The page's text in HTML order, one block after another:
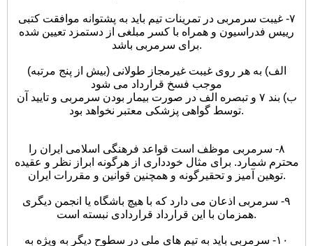
٧- غیبت سرمربی در تمرینات تیم باید به پشتوانه موافقت کتبی
رییس فدراسیون و همراه با کسر مبلغی از دستمزد تعیین شده
برای سرمربی باشد.
الف) به هر روی غیبت غیرمجاز طولانی (بیش از پنج مرتبه)
موجب فسخ قرارداد می شود
ب) بند ٧ و تبصره الف در صورت بیمار بودن سرمربی و تایید آن
توسط گواهی پزشکی معتبر نخواهد بود.
٨- سرمربی موظف است قواعد فرهنگی اسلامی ایران را
محترم شمارد. برای مثال خودداری از هرگونه ابراز نظر و عقیده
توهین آمیز و تحقیرگونه و همچنین قوانین و مقررات ایران.
٩- سرمربی اذعان می دارد که با هیچ باشگاه یا انجمن دیگری
همزمان با این قرارداد قراردادی نبسته است.
١٠- سرمربی باید به تیم های ملی در سطوح دیگر به ویژه به